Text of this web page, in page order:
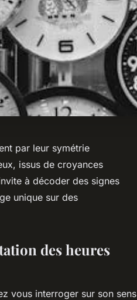
par leur symétrie
issus de croyances
à décoder des signes
unique sur des
des heures
vous interroger sur son sens